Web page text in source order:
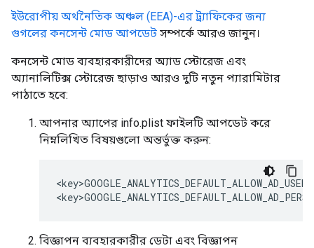
ইউরোপীয় অর্থনৈতিক অঞ্চল (EEA)-এর ট্র্যাফিকের জন্য
গুগলের কনসেন্ট মোড আপডেট সম্পর্কে আরও জানুন।
কনসেন্ট মোড ব্যবহারকারীদের অ্যাড স্টোরেজ এবং
অ্যানালিটিক্স স্টোরেজ ছাড়াও আরও দুটি নতুন প্যারামিটার
পাঠাতে হবে:
আপনার অ্যাপের info.plist ফাইলটি আপডেট করে
নিম্নলিখিত বিষয়গুলো অন্তর্ভুক্ত করুন:
বিজ্ঞাপন ব্যবহারকারীর ডেটা এবং বিজ্ঞাপন